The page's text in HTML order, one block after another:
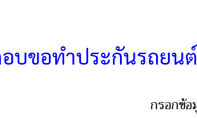
บขอทำประกันรถยน
กรอกข้